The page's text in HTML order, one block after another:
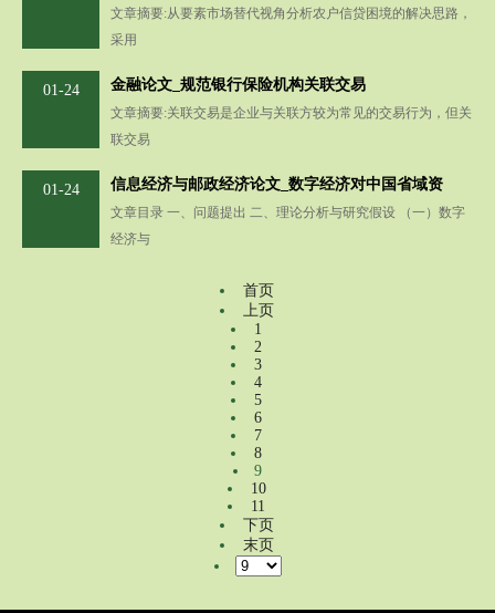
文章摘要:从要素市场替代视角分析农户信贷困境的解决思路，
采用
01-24 金融论文_规范银行保险机构关联交易
文章摘要:关联交易是企业与关联方较为常见的交易行为，但关
联交易
01-24 信息经济与邮政经济论文_数字经济对中国省域资
文章目录 一、问题提出 二、理论分析与研究假设 （一）数字
经济与
首页
上页
1
2
3
4
5
6
7
8
9
10
11
下页
末页